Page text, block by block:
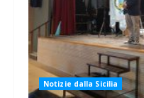
Notizie dalla Sicilia